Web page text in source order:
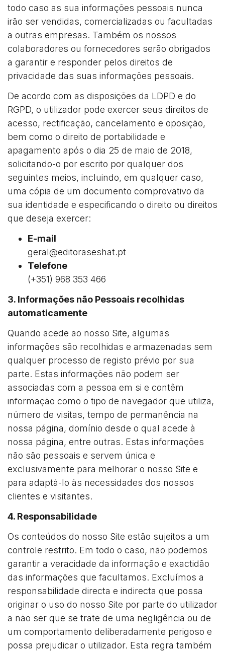
todo caso as sua informações pessoais nunca
irão ser vendidas, comercializadas ou facultadas
a outras empresas. Também os nossos
colaboradores ou fornecedores serão obrigados
a garantir e responder pelos direitos de
privacidade das suas informações pessoais.
De acordo com as disposições da LDPD e do
RGPD, o utilizador pode exercer seus direitos de
acesso, rectificação, cancelamento e oposição,
bem como o direito de portabilidade e
apagamento após o dia 25 de maio de 2018,
solicitando-o por escrito por qualquer dos
seguintes meios, incluindo, em qualquer caso,
uma cópia de um documento comprovativo da
sua identidade e especificando o direito ou direitos
que deseja exercer:
E-mail
geral@editoraseshat.pt
Telefone
(+351) 968 353 466
3. Informações não Pessoais recolhidas
automaticamente
Quando acede ao nosso Site, algumas
informações são recolhidas e armazenadas sem
qualquer processo de registo prévio por sua
parte. Estas informações não podem ser
associadas com a pessoa em si e contêm
informação como o tipo de navegador que utiliza,
número de visitas, tempo de permanência na
nossa página, domínio desde o qual acede à
nossa página, entre outras. Estas informações
não são pessoais e servem única e
exclusivamente para melhorar o nosso Site e
para adaptá-lo às necessidades dos nossos
clientes e visitantes.
4. Responsabilidade
Os conteúdos do nosso Site estão sujeitos a um
controle restrito. Em todo o caso, não podemos
garantir a veracidade da informação e exactidão
das informações que facultamos. Excluímos a
responsabilidade directa e indirecta que possa
originar o uso do nosso Site por parte do utilizador
a não ser que se trate de uma negligência ou de
um comportamento deliberadamente perigoso e
possa prejudicar o utilizador. Esta regra também